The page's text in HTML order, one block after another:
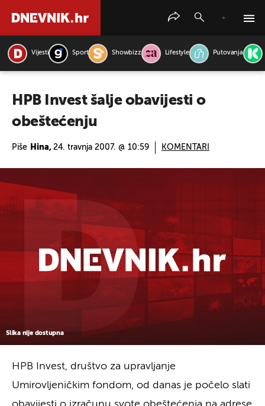
Vijesti Sport Showbizz Lifestyle Putovanja
HPB Invest šalje obavijesti o
obeštećenju
Piše Hina, 24. travnja 2007. @ 10:59 KOMENTARI
Slika nije dostupna
HPB Invest, društvo za upravljanje
Umirovljeničkim fondom, od danas je počelo slati
PRETRAŽITE VIJESTI